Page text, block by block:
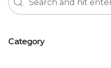
Category